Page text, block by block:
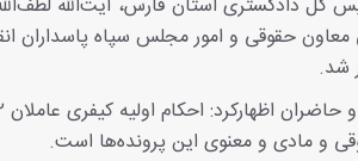
معاون حقوقی و امور مجلس سپاه پاسداران
شد.
رئیس کل دادگستری استان فارس در
و مادی و معنوی این پرونده‌ها است.